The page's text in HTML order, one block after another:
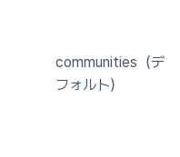
communities（デ
フォルト）